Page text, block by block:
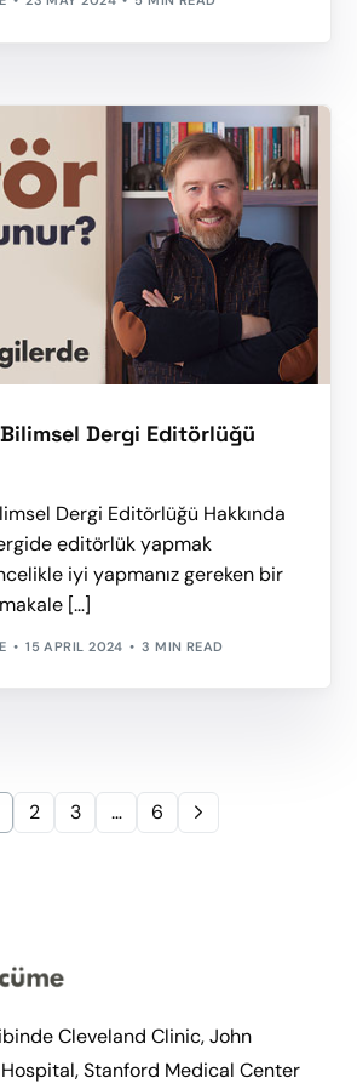
Dergi Editörlüğü
Dergi Editörlüğü Hakkında
editörlük yapmak
iyi yapmanız gereken bir
[…]
15 APRIL 2024 3 MIN READ
2 3 … 6
Cleveland Clinic, John
Stanford Medical Center